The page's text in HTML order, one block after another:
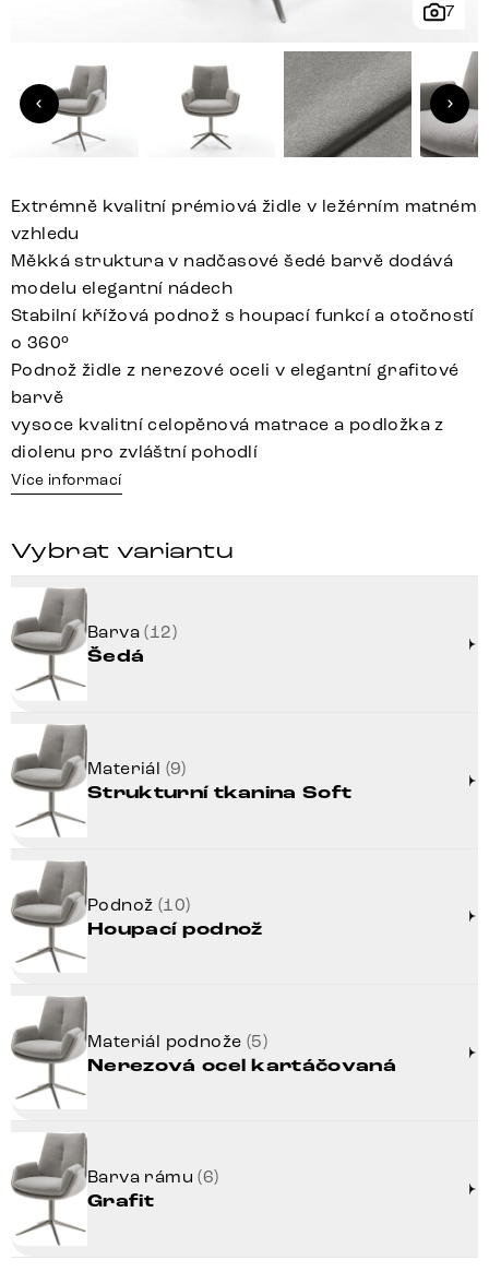
7
Extrémně kvalitní prémiová židle v ležérním matném
vzhledu
Měkká struktura v nadčasové šedé barvě dodává
modelu elegantní nádech
Stabilní křížová podnož s houpací funkcí a otočností
o 360°
Podnož židle z nerezové oceli v elegantní grafitové
barvě
vysoce kvalitní celopěnová matrace a podložka z
diolenu pro zvláštní pohodlí
Více informací
Vybrat variantu
Barva(12)
Šedá
Materiál (9)
Strukturní tkanina Soft
Podnož (10)
Houpací podnož
Materiál podnože (5)
Nerezová ocel kartáčovaná
Barva rámu(6)
Grafit